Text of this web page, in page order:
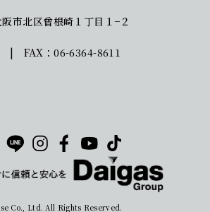
市北区曾根崎１丁目１−２
| FAX：06-6364-8611
Co., Ltd. All Rights Reserved.